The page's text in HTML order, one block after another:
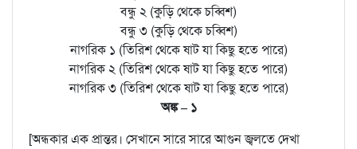
বন্ধু ২ (কুড়ি থেকে চব্বিশ)
বন্ধু ৩ (কুড়ি থেকে চব্বিশ)
নাগরিক ১ (তিরিশ থেকে ষাট যা কিছু হতে পারে)
নাগরিক ২ (তিরিশ থেকে ষাট যা কিছু হতে পারে)
নাগরিক ৩ (তিরিশ থেকে ষাট যা কিছু হতে পারে)
অঙ্ক – ১
[অন্ধকার এক প্রান্তর। সেখানে সারে সারে আগুন জ্বলতে দেখা